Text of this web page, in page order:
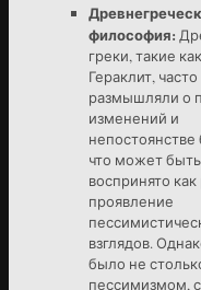
философия:
греки, такие как
Гераклит, часто
размышляли о
изменений и
непостоянстве
что может быть
воспринято
проявление
взглядов.
было не
пессимизмом,